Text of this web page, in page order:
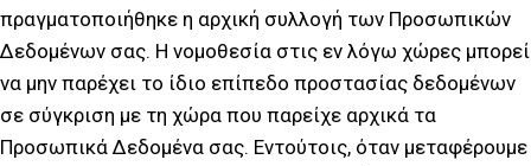
πραγματοποιήθηκε η αρχική συλλογή των Προσωπικών
Δεδομένων σας. Η νομοθεσία στις εν λόγω χώρες μπορεί
να μην παρέχει το ίδιο επίπεδο προστασίας δεδομένων
σε σύγκριση με τη χώρα που παρείχε αρχικά τα
Προσωπικά Δεδομένα σας. Εντούτοις, όταν μεταφέρουμε